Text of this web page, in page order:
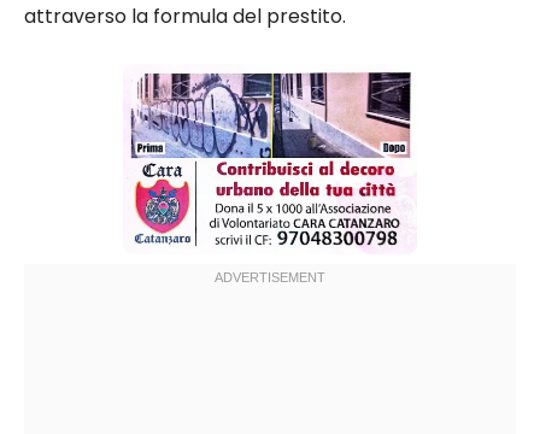
attraverso la formula del prestito.